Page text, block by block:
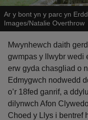
Ar y bont yn y parc yn
Images/Natalie Overthrow
Mwynhewch daith
gwmpas y llwybr wedi
erw gyda chasgliad o
Edmygwch nodwedd
o’r 18fed ganrif, a
dilynwch Afon
Choed y Llys i bentref